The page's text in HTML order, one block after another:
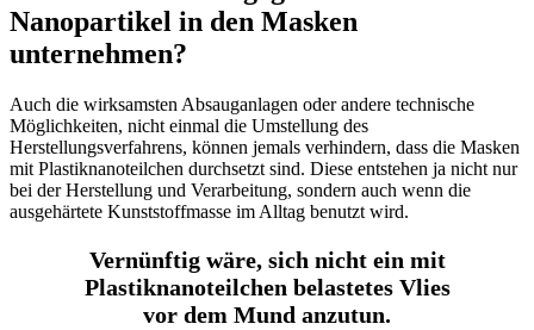
Nanopartikel in den Masken
unternehmen?
Auch die wirksamsten Absauganlagen oder andere technische
Möglichkeiten, nicht einmal die Umstellung des
Herstellungsverfahrens, können jemals verhindern, dass die Masken
mit Plastiknanoteilchen durchsetzt sind. Diese entstehen ja nicht nur
bei der Herstellung und Verarbeitung, sondern auch wenn die
ausgehärtete Kunststoffmasse im Alltag benutzt wird.
Vernünftig wäre, sich nicht ein mit
Plastiknanoteilchen belastetes Vlies
vor dem Mund anzutun.